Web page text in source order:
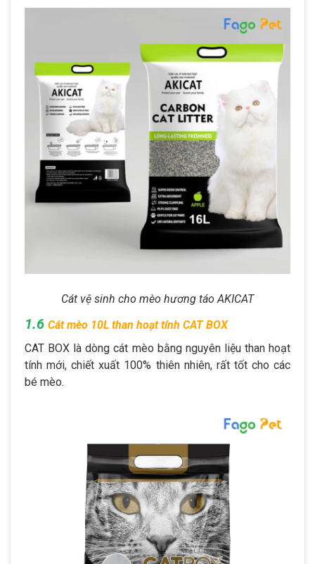
Cát vệ sinh cho mèo hương táo AKICAT
1.6 Cát mèo 10L than hoạt tính CAT BOX
CAT BOX là dòng cát mèo bằng nguyên liệu than hoạt
tính mới, chiết xuất 100% thiên nhiên, rất tốt cho các
bé mèo.